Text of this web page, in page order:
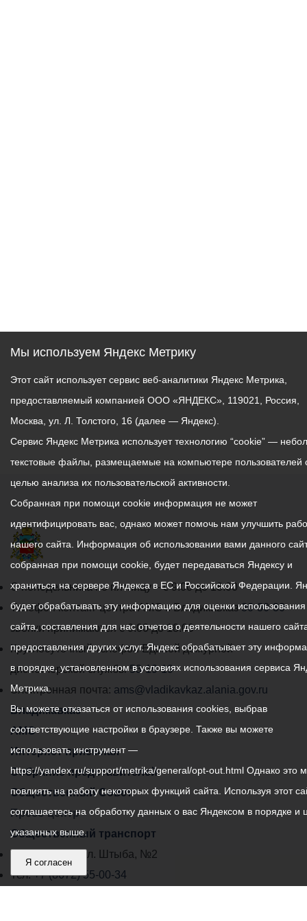
График
работы
администрации
местного
самоуправления
города
Владикавказ:
С понедельника по пятницу – с 9.00 до 18.00
Телефон контакт-центра АМС г. Владикавказ30-30-30
звонки принимаются с 9:00 до 18:00
Круглосуточный телефон Единой дежурной
диспетчерской службы53-19-19
Электронная почта: ams@vladikavkaz.alania.gov.ru
Владикавказ
АМС
Интернет приемная
Собрание представителей
Общественный Совет
Пресс-центр
Общественный транспорт
Владикавказ, пл. Штыба, №2
Тел:+7 (8672) 55-00-34
Мы используем Яндекс Метрику
Этот сайт использует сервис веб-аналитики Яндекс Метрика,
предоставляемый компанией ООО «ЯНДЕКС», 119021, Россия,
Москва, ул. Л. Толстого, 16 (далее — Яндекс).
Сервис Яндекс Метрика использует технологию “cookie” —
текстовые файлы, размещаемые на компьютере пользователей
целью анализа их пользовательской активности.
Собранная при помощи cookie информация не может
идентифицировать вас, однако может помочь нам улучшить
нашего сайта. Информация об использовании вами данного
собранная при помощи cookie, будет передаваться Яндексу и
храниться на сервере Яндекса в ЕС и Российской Федерации.
будет обрабатывать эту информацию для оценки
сайта, составления для нас отчетов о деятельности нашего
предоставления других услуг. Яндекс обрабатывает эту
в порядке, установленном в условиях использования сервиса
Метрика.
Вы можете отказаться от использования cookies, выбрав
соответствующие настройки в браузере. Также вы можете
использовать инструмент —
https://yandex.ru/support/metrika/general/opt-out.html Однако это
повлиять на работу некоторых функций сайта. Используя этот
соглашаетесь на обработку данных о вас Яндексом в порядке и
указанных выше.
Я согласен